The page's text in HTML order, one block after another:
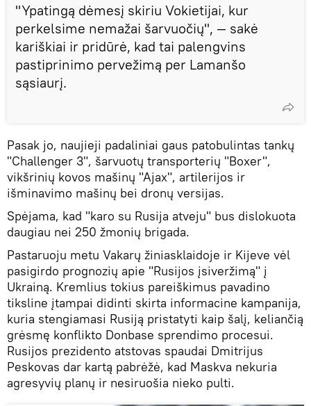
"Ypatingą dėmesį skiriu Vokietijai, kur
perkelsime nemažai šarvuočių", — sakė
kariškiai ir pridūrė, kad tai palengvins
pastiprinimo pervežimą per Lamanšo
sąsiaurį.
Pasak jo, naujieji padaliniai gaus patobulintas tankų
"Challenger 3", šarvuotų transporterių "Boxer",
vikšrinių kovos mašinų "Ajax", artilerijos ir
išminavimo mašinų bei dronų versijas.
Spėjama, kad "karo su Rusija atveju" bus dislokuota
daugiau nei 250 žmonių brigada.
Pastaruoju metu Vakarų žiniasklaidoje ir Kijeve vėl
pasigirdo prognozių apie "Rusijos įsiveržimą" į
Ukrainą. Kremlius tokius pareiškimus pavadino
tiksline įtampai didinti skirta informacine kampanija,
kuria stengiamasi Rusiją pristatyti kaip šalį, keliančią
grėsmę konflikto Donbase sprendimo procesui.
Rusijos prezidento atstovas spaudai Dmitrijus
Peskovas dar kartą pabrėžė, kad Maskva nekuria
agresyvių planų ir nesiruošia nieko pulti.